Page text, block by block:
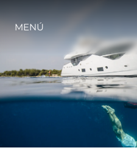
ESTILO
MENÚ